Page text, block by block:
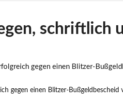
schriftlich
gegen einen Blitzer-Bußgeldbescheid